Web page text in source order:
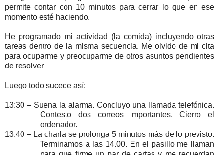
permite contar con 10 minutos para cerrar lo que en ese
momento esté haciendo.
He programado mi actividad (la comida) incluyendo otras
tareas dentro de la misma secuencia. Me olvido de mi cita
para ocuparme y preocuparme de otros asuntos pendientes
de resolver.
Luego todo sucede así:
13:30 – Suena la alarma. Concluyo una llamada telefónica.
Contesto dos correos importantes. Cierro el
ordenador.
13:40 – La charla se prolonga 5 minutos más de lo previsto.
Terminamos a las 14.00. En el pasillo me llaman